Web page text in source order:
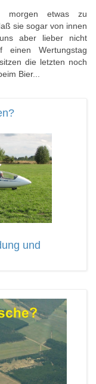
morgen etwas zu
sie sogar von innen
aber lieber nicht
einen Wertungstag
die letzten noch
Bier...
und